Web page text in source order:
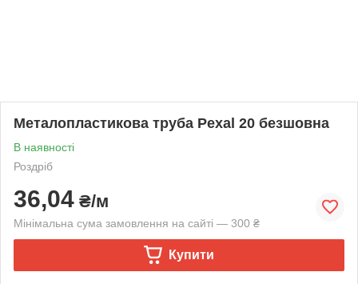
Металопластикова труба Pexal 20 безшовна
В наявності
Роздріб
36,04 ₴/м
Мінімальна сума замовлення на сайті — 300 ₴
Купити